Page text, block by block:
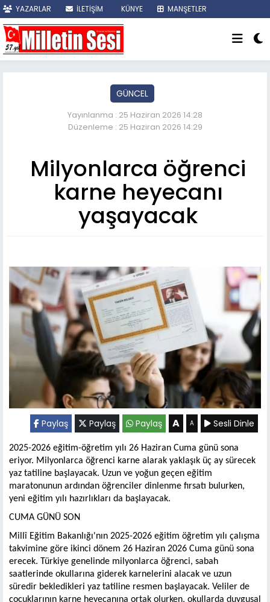
YAZARLAR İLETİŞİM KÜNYE
MANŞETLER
SON DAKİKA
GÜNCEL
Yayınlanma : 25 Haziran 2026 14:28
Düzenleme : 25 Haziran 2026 14:29
Milyonlarca öğrenci
karne heyecanı
yaşayacak
Paylaş Paylaş Paylaş A A Sesli Dinle
2025-2026 eğitim-öğretim yılı 26 Haziran Cuma günü sona
eriyor. Milyonlarca öğrenci karne alarak yaklaşık üç ay sürecek
yaz tatiline başlayacak. Uzun ve yoğun geçen eğitim
maratonunun ardından öğrenciler dinlenme fırsatı bulurken,
yeni eğitim yılı hazırlıkları da başlayacak.
CUMA GÜNÜ SON
Millî Eğitim Bakanlığı'nın 2025-2026 eğitim öğretim yılı çalışma
takvimine göre ikinci dönem 26 Haziran 2026 Cuma günü sona
erecek. Türkiye genelinde milyonlarca öğrenci, sabah
saatlerinde okullarına giderek karnelerini alacak ve uzun
süredir bekledikleri yaz tatiline resmen başlayacak. Veliler de
çocuklarının karne heyecanına ortak olurken, okullarda duygusal